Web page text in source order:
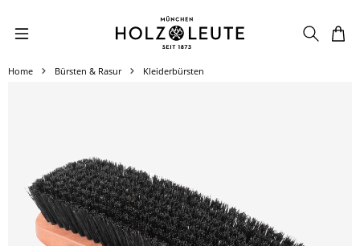
Zum Hauptinhalt springen
Home Bürsten & Rasur Kleiderbürsten